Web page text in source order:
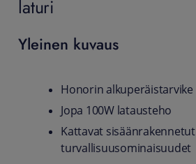
laturi
Yleinen kuvaus
Honorin alkuperäistarvike
Jopa 100W latausteho
Kattavat sisäänrakennetut
turvallisuusominaisuudet